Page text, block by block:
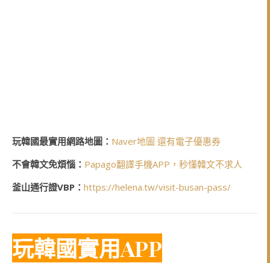
玩韓國最實用網路地圖： Naver地圖 還有電子優惠券
不會韓文免煩惱： Papago翻譯手機APP，秒懂韓文不求人
釜山通行證VBP： https://helena.tw/visit-busan-pass/
玩韓國實用APP